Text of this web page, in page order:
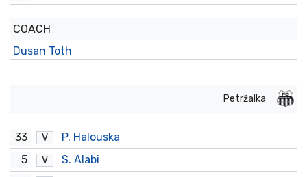
COACH
Dusan Toth
Petržalka
33 V
P. Halouska
5
V
S. Alabi